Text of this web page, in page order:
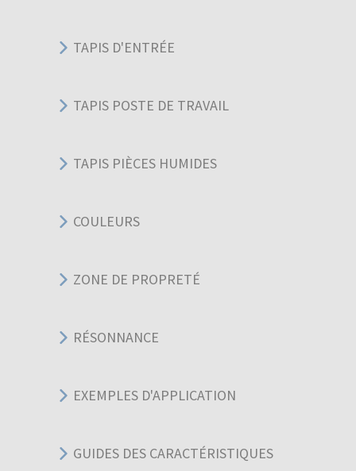
TAPIS D'ENTRÉE
TAPIS POSTE DE TRAVAIL
TAPIS PIÈCES HUMIDES
COULEURS
ZONE DE PROPRETÉ
RÉSONNANCE
EXEMPLES D'APPLICATION
GUIDES DES CARACTÉRISTIQUES